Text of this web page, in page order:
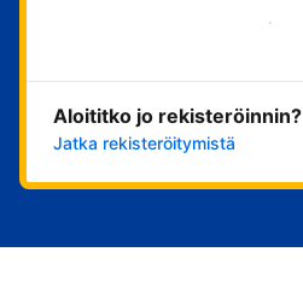
Aloita nyt
Aloititko jo rekisteröinnin?
Jatka rekisteröitymistä